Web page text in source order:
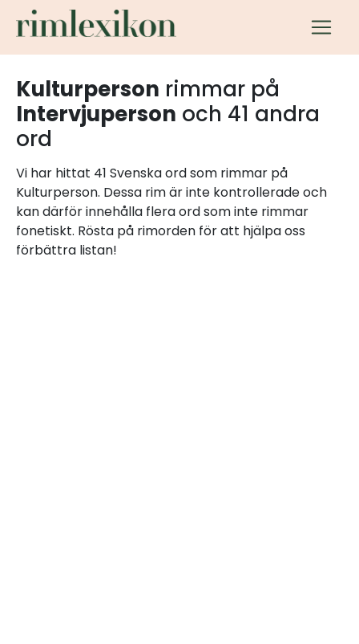
Kulturperson rimmar på
Intervjuperson och 41 andra
ord
Vi har hittat 41 Svenska ord som rimmar på
Kulturperson. Dessa rim är inte kontrollerade och
kan därför innehålla flera ord som inte rimmar
fonetiskt. Rösta på rimorden för att hjälpa oss
förbättra listan!